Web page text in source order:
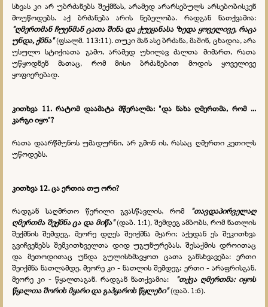
სხვას კი არ უბრძანებს შექმნას, არამედ არარსებულს არსებობისკენ
მოუწოდებს. აქ ბრძანება არის ნებელობა. რადგან ნათქვამია:
"ღმერთმან ჩუენმან ცათა შინა და ქუეყანასა ზედა ყოველივე, რაცა
უნდა, ქმნა"(ფსალმ. 113:11). თუკი მან ასე ბრძანა, მაშინ, ცხადია, არა
უსულო სტიქიათა გამო, არამედ უხილავ ძალთა მიმართ, რათა
უწყოდნენ მათაც, რომ მისი ბრძანებით მოდის ყოველივე
ყოფიერებად.
კითხვა 11.რატომ დაამატა მწერალმა: "და ნახა ღმერთმა, რომ ...
კარგი იყო"?
რათა დაარწმუნოს უმადურნი, არ გმონ ის, რასაც ღმერთი კეთილს
უწოდებს.
კითხვა 12.ცა ერთია თუ ორი?
რადგან საღმრთო წერილი გვასწავლის, რომ
"თავდაპირველაღ
ღმერთმა შექმნა ცა და მიწა"(დაბ. 1:1), შემდეგ ამბობს, რომ ნათლის
შექმნის შემდეგ, მეორე დღეს შეიქმნა მყარი; აქედან ეს შეკითხვა
გვიჩვენებს შემკითხველთა დიდ უგუნურებას. შესაქმის დროითაც
და მეთოდითაც უნდა გულისხმავყოთ ცათა განსხვავება: ერთი
შეიქმნა ნათლამდე, მეორე კი - ნათლის შემდეგ; ერთი - არაფრისგან,
მეორე კი - წყალთაგან. რადგან ნათქვამია:
"თქვა ღმერთმა: იყოს
წყალთა შორის მყარი და გაჰყაროს წყლები"(დაბ. 1:6).